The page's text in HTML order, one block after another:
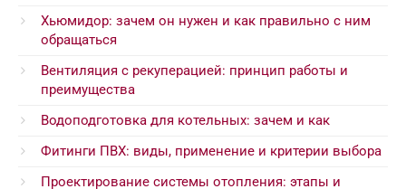
Хьюмидор: зачем он нужен и как правильно с ним
обращаться
Вентиляция с рекуперацией: принцип работы и
преимущества
Водоподготовка для котельных: зачем и как
Фитинги ПВХ: виды, применение и критерии выбора
Проектирование системы отопления: этапы и